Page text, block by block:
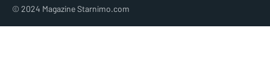
© 2024 Magazine Starnimo.com